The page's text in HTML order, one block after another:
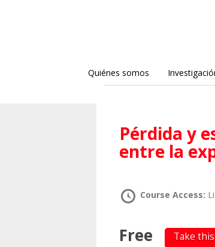
Quiénes somos
Pérdida y escritura: un juego paradójico
entre la
Course Access:
Free Take